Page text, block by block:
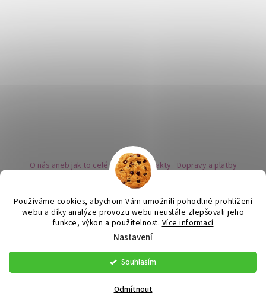
Používáme cookies, abychom Vám umožnili pohodlné prohlížení
webu a díky analýze provozu webu neustále zlepšovali jeho
funkce, výkon a použitelnost. Více informací
Nastavení
Odmítnout
Souhlasím
O nás aneb jak to celé začalo Kontakty Dopravy a platby
Kovy a puncovní značky Naše nabídka náušnic
Instagram - sledujte nás
Obchodní podmínky Ochrana osobních údajů
Zpětný odběr vysloužilých bateriích
Vytvořil Shoptet
Flor de Cristal. Všechna práva vyhrazena.